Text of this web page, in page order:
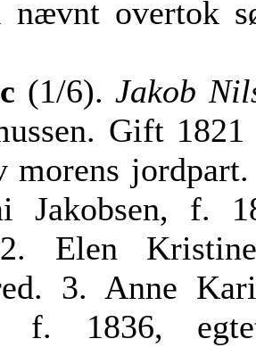
overtok
(1/6).Jakob
Gift
morens
Jakobsen, f.
2. Elen
3. Anne
f. 1836,